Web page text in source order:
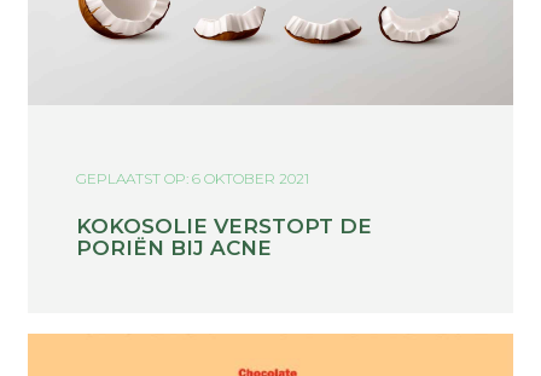
KOKOSOLIE VERSTOPT DE
PORIËN BIJ ACNE
GEPLAATST OP: 6 OKTOBER 2021